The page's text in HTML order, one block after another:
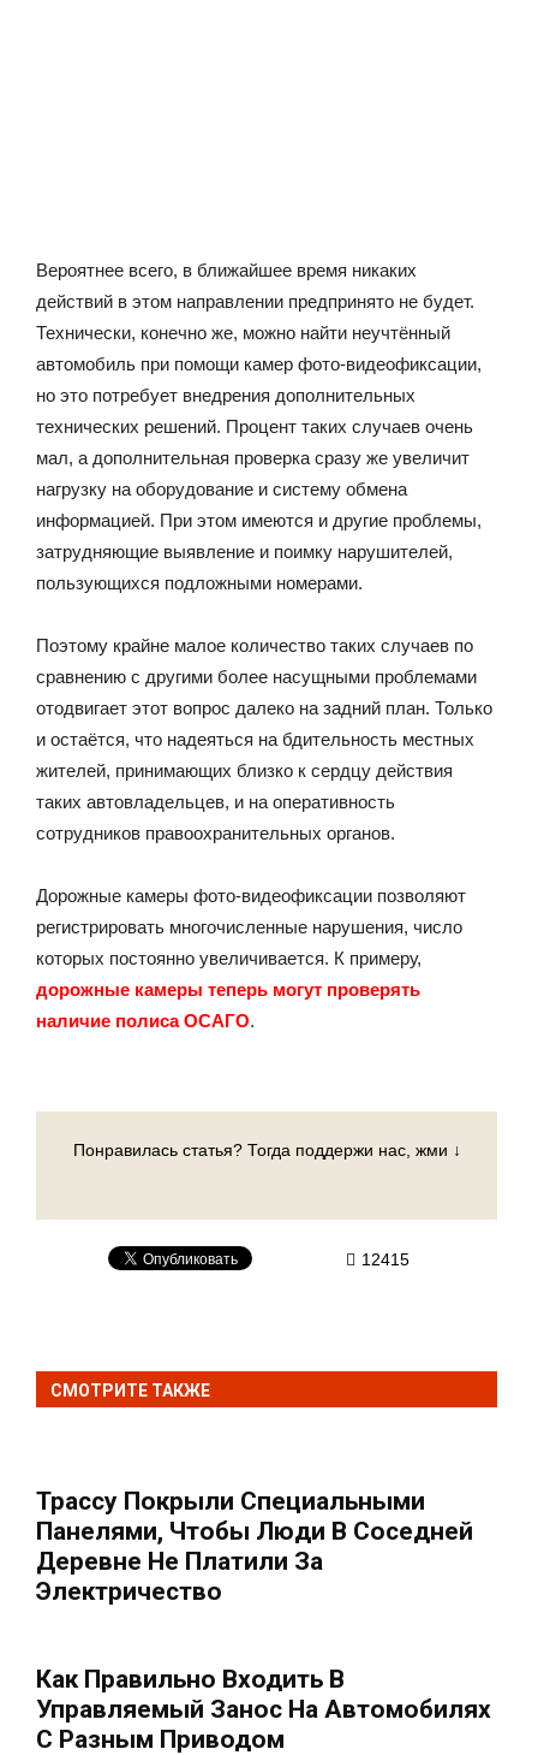
Вероятнее всего, в ближайшее время никаких
действий в этом направлении предпринято не будет.
Технически, конечно же, можно найти неучтённый
автомобиль при помощи камер фото-видеофиксации,
но это потребует внедрения дополнительных
технических решений. Процент таких случаев очень
мал, а дополнительная проверка сразу же увеличит
нагрузку на оборудование и систему обмена
информацией. При этом имеются и другие проблемы,
затрудняющие выявление и поимку нарушителей,
пользующихся подложными номерами.
Поэтому крайне малое количество таких случаев по
сравнению с другими более насущными проблемами
отодвигает этот вопрос далеко на задний план. Только
и остаётся, что надеяться на бдительность местных
жителей, принимающих близко к сердцу действия
таких автовладельцев, и на оперативность
сотрудников правоохранительных органов.
Дорожные камеры фото-видеофиксации позволяют
регистрировать многочисленные нарушения, число
которых постоянно увеличивается. К примеру,
дорожные камеры теперь могут проверять
наличие полиса ОСАГО.
Понравилась статья? Тогда поддержи нас, жми ↓
12415
СМОТРИТЕ ТАКЖЕ
Трассу Покрыли Специальными
Панелями, Чтобы Люди В Соседней
Деревне Не Платили За
Электричество
Как Правильно Входить В
Управляемый Занос На Автомобилях
С Разным Приводом